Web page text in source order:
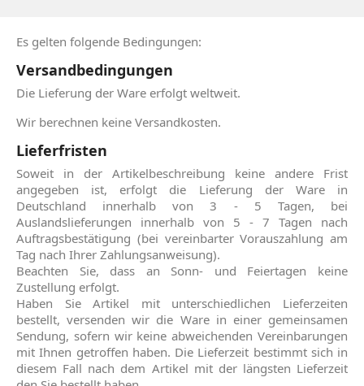
Es gelten folgende Bedingungen:
Versandbedingungen
Die Lieferung der Ware erfolgt weltweit.
Wir berechnen keine Versandkosten.
Lieferfristen
Soweit in der Artikelbeschreibung keine andere Frist
angegeben ist, erfolgt die Lieferung der Ware in
Deutschland innerhalb von 3 - 5 Tagen, bei
Auslandslieferungen innerhalb von 5 - 7 Tagen nach
Auftragsbestätigung (bei vereinbarter Vorauszahlung am
Tag nach Ihrer Zahlungsanweisung).
Beachten Sie, dass an Sonn- und Feiertagen keine
Zustellung erfolgt.
Haben Sie Artikel mit unterschiedlichen Lieferzeiten
bestellt, versenden wir die Ware in einer gemeinsamen
Sendung, sofern wir keine abweichenden Vereinbarungen
mit Ihnen getroffen haben. Die Lieferzeit bestimmt sich in
diesem Fall nach dem Artikel mit der längsten Lieferzeit